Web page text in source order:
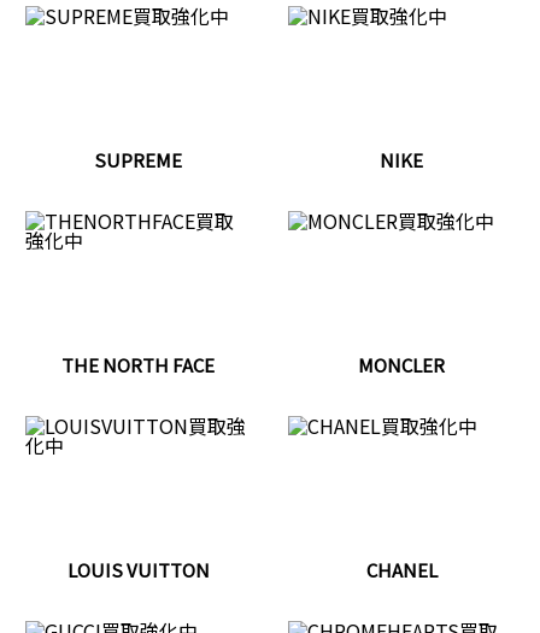
SUPREME NIKE
THE NORTH FACE MONCLER
LOUIS VUITTON CHANEL